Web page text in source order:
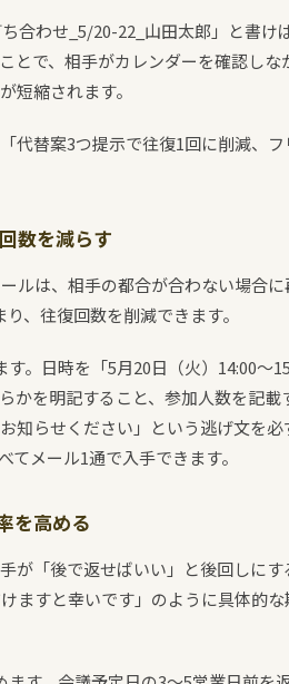
合わせ_5/20-22_山田太郎」と書
とで、相手がカレンダーを確認しな
短縮されます。
代替案3つ提示で往復1回に削減、
数を減らす
ルは、相手の都合が合わない場合
、往復回数を削減できます。
。日時を「5月20日（火）14:00〜
かを明記すること、参加人数を記
知らせください」という逃げ文を
てメール1通で入手できます。
を高める
が「後で返せばいい」と後回しに
ますと幸いです」のように具体的